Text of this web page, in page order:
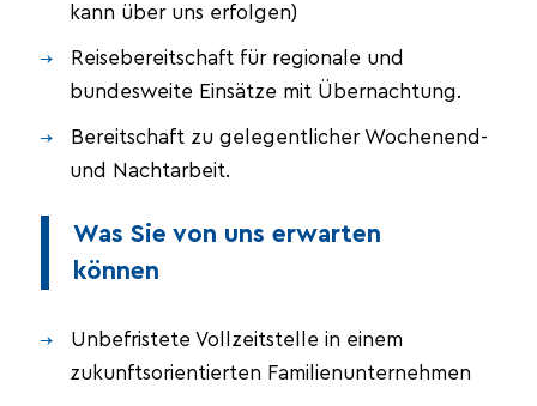
kann über uns erfolgen)
Reisebereitschaft für regionale und
bundesweite Einsätze mit Übernachtung.
Bereitschaft zu gelegentlicher Wochenend-
und Nachtarbeit.
Was Sie von uns erwarten
können
Unbefristete Vollzeitstelle in einem
zukunftsorientierten Familienunternehmen